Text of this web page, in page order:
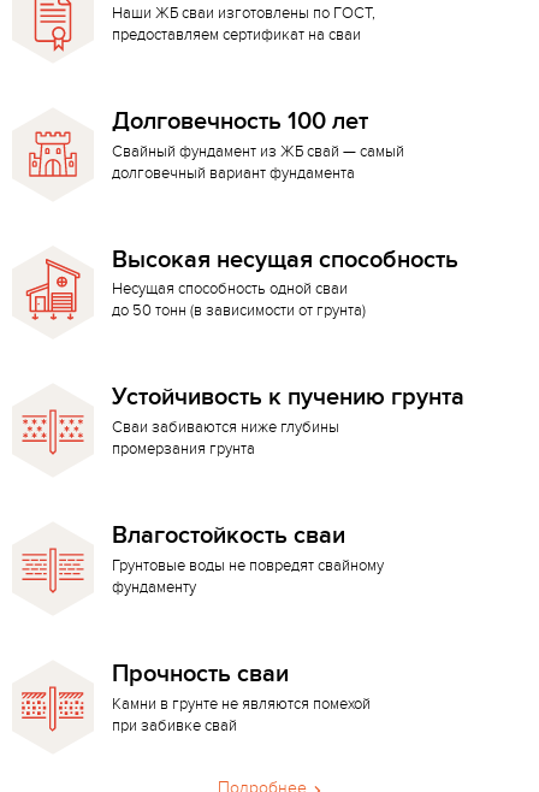
Наши ЖБ сваи изготовлены по ГОСТ,
предоставляем сертификат на сваи
Долговечность 100 лет
Свайный фундамент из ЖБ свай — самый
долговечный вариант фундамента
Высокая несущая способность
Несущая способность одной сваи
до 50 тонн (в зависимости от грунта)
Устойчивость к пучению грунта
Сваи забиваются ниже глубины
промерзания грунта
Влагостойкость сваи
Грунтовые воды не повредят свайному
фундаменту
Прочность сваи
Камни в грунте не являются помехой
при забивке свай
Подробнее